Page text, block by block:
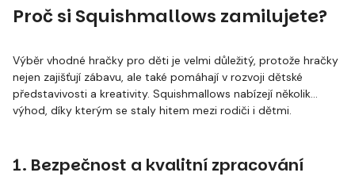
Proč si Squishmallows zamilujete?
Výběr vhodné hračky pro děti je velmi důležitý, protože hračky
nejen zajišťují zábavu, ale také pomáhají v rozvoji dětské
představivosti a kreativity. Squishmallows nabízejí několik
výhod, díky kterým se staly hitem mezi rodiči i dětmi.
1. Bezpečnost a kvalitní zpracování